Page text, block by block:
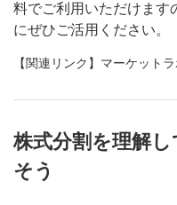
料でご利用いただけます
にぜひご活用ください。
【関連リンク】マーケット
株式分割を理解
そう